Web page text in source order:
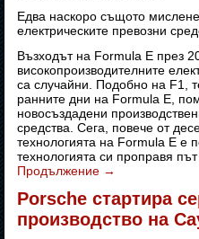
Едва наскоро същото
електрическите превозни
Възходът на Formula E през
високопроизводителните
са случайни. Подобно на F1,
ранните дни на Formula E,
новосъздадени
средства. Сега, повече от
технологията на Formula E е
технологията си проправя
Продължение →
Porsche стартира
производство на